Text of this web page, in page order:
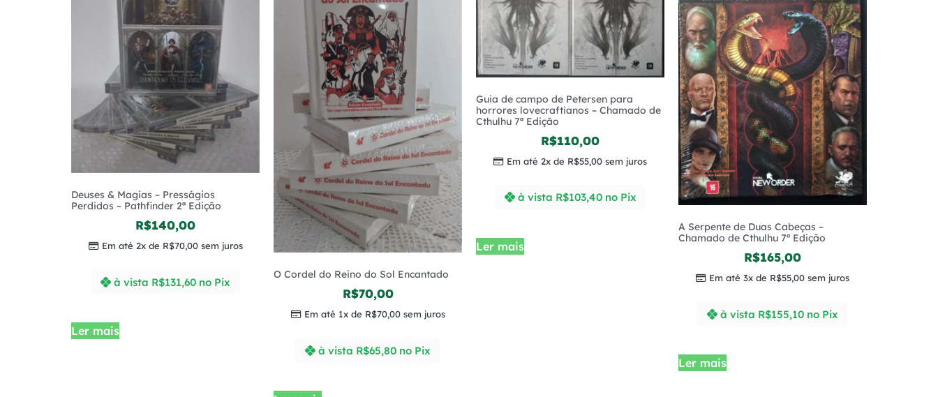
Deuses & Magias – Presságios
Perdidos – Pathfinder 2ª Edição
R$140,00
Em até 2x de R$70,00sem juros
à vista R$131,60 no Pix
Ler mais
O Cordel do Reino do Sol Encantado
R$70,00
Em até 1x de R$70,00sem juros
à vista R$65,80 no Pix
Guia de campo de Petersen para
horrores lovecraftianos – Chamado de
Cthulhu 7ª Edição
R$110,00
Em até 2x de R$55,00 sem juros
à vista R$103,40 no Pix
Ler mais
A Serpente de Duas Cabeças –
Chamado de Cthulhu 7ª Edição
R$165,00
Em até 3x de R$55,00 sem juros
à vista R$155,10 no Pix
Ler mais